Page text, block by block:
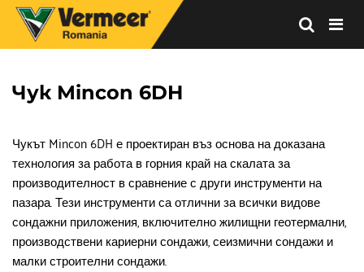
Romania
Чук Mincon 6DH
Чукът Mincon 6DH е проектиран въз основа на доказана
технология за работа в горния край на скалата за
производителност в сравнение с други инструменти на
пазара. Тези инструменти са отлични за всички видове
сондажни приложения, включително жилищни геотермални,
производствени кариерни сондажи, сеизмични сондажи и
малки строителни сондажи.